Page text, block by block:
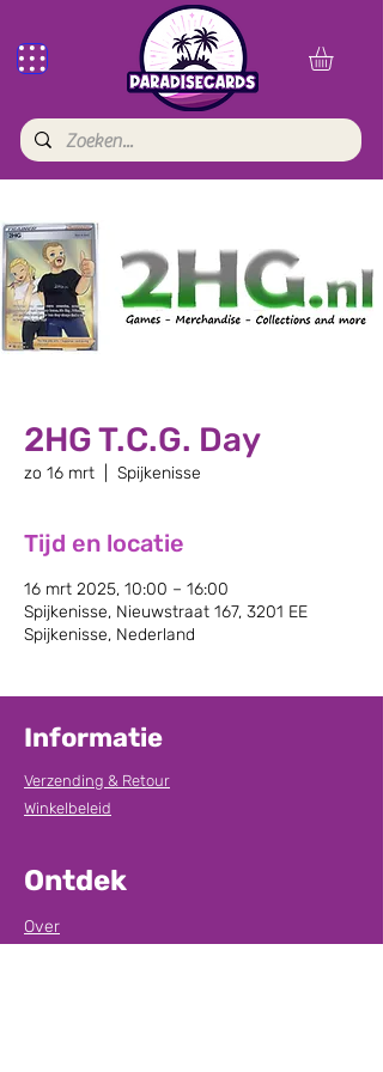
2HG T.C.G. Day
zo 16 mrt Spijkenisse
Tijd en locatie
16 mrt 2025, 10:00 – 16:00
Spijkenisse, Nieuwstraat 167, 3201 EE
Spijkenisse, Nederland
Informatie
Verzending & Retour
Winkelbeleid
Ontdek
Over